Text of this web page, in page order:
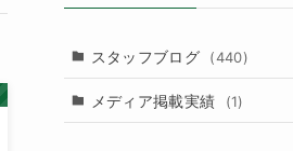
スタッフブログ (440)
メディア掲載実績 (1)